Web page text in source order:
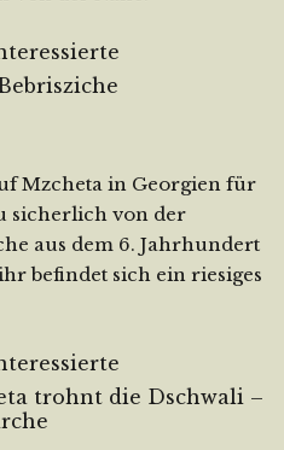
Mzcheta in Georgien für
sicherlich von der
aus dem 6. Jahrhundert
befindet sich ein riesiges
trohnt die Dschwali –